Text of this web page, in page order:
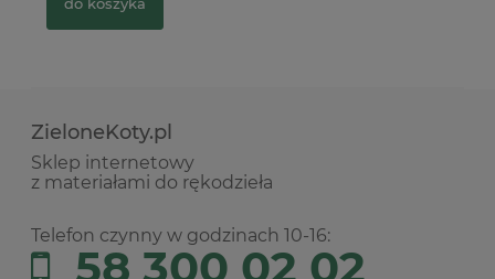
ZieloneKoty.pl
Sklep internetowy
z materiałami do rękodzieła
Telefon czynny w godzinach 10-16:
58 300 02 02